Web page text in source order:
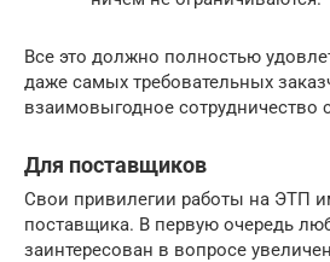
Все это должно полностью
даже самых требовательных
взаимовыгодное сотрудничество
Для поставщиков
Свои привилегии работы на ЭТП
поставщика. В первую очередь
заинтересован в вопросе